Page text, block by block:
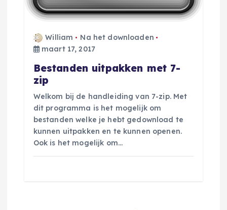
William
Na het downloaden
maart 17, 2017
Bestanden uitpakken met 7-
zip
Welkom bij de handleiding van 7-zip. Met
dit programma is het mogelijk om
bestanden welke je hebt gedownload te
kunnen uitpakken en te kunnen openen.
Ook is het mogelijk om…